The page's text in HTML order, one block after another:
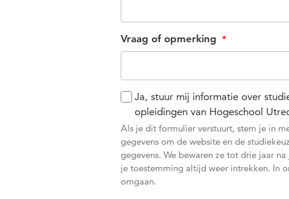
Vraag of opmerking
Ja, stuur mij informatie over
opleidingen van Hogeschool
Als je dit formulier verstuurt, stem je in
gegevens om de website en de
gegevens. We bewaren ze tot drie jaar
je toestemming altijd weer intrekken. In
omgaan.